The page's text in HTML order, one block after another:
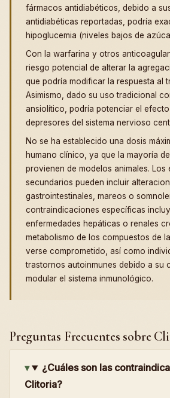
fármacos antidiabéticos, debido a
antidiabéticas reportadas, podría
hipoglucemia (niveles bajos de
Con la warfarina y otros
riesgo potencial de alterar la
que podría modificar la respuesta al
Asimismo, dado su uso tradicional
ansiolítico, podría potenciar el
depresores del sistema nervioso
No se ha establecido una dosis
humano clínico, ya que la mayoría
provienen de modelos animales. Los
secundarios pueden incluir
gastrointestinales, mareos o
contraindicaciones específicas
enfermedades hepáticas o renales
metabolismo de los compuestos de
verse comprometido, así como
trastornos autoinmunes debido a su
modular el sistema inmunológico.
Preguntas Frecuentes sobre
¿Cuáles son las
Clitoria?